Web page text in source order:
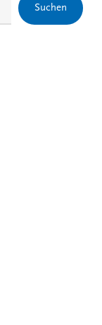
Suchen